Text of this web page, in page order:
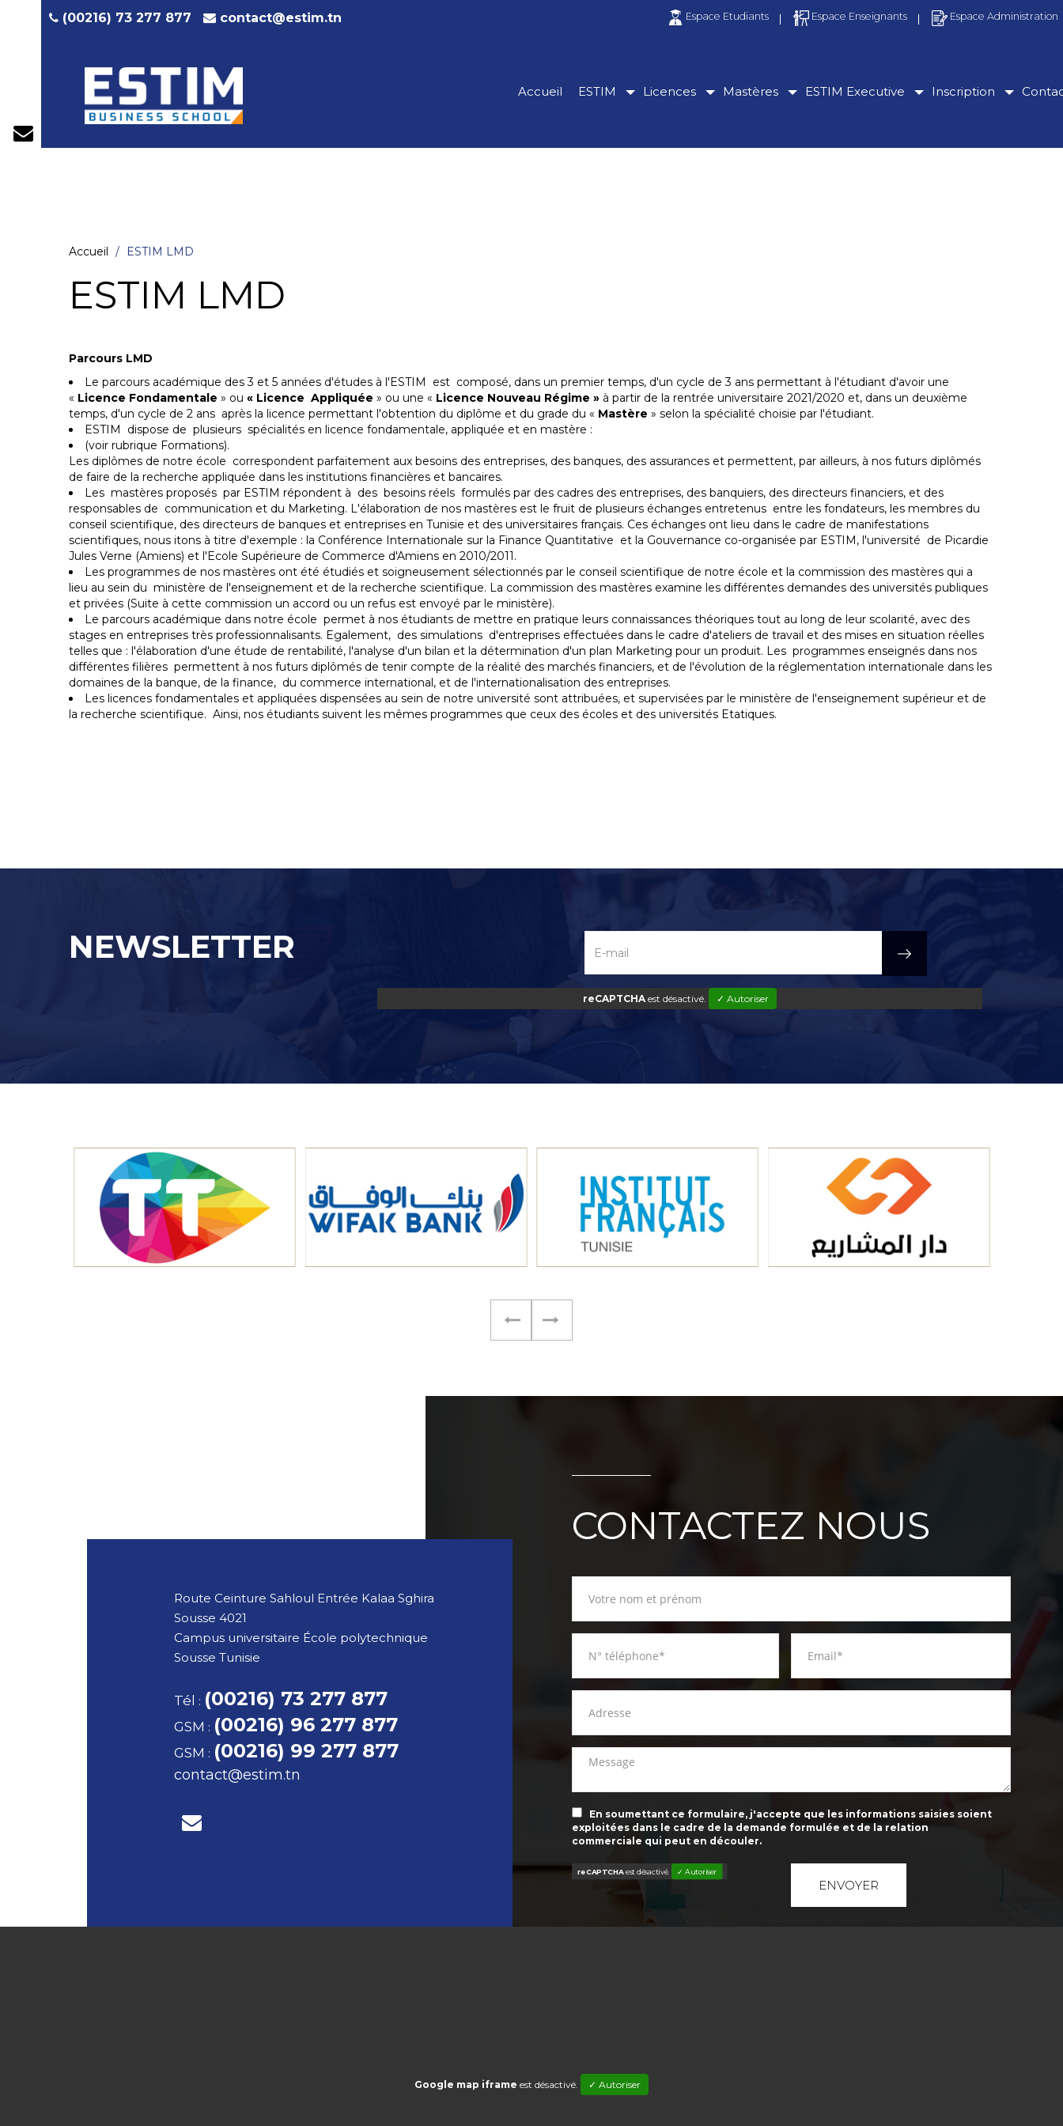
(00216) 73 277 877 contact@estim.tn Espace Etudiants Espace Enseignants Espace Administration
Accueil ESTIM Licences Mastères ESTIM Executive Inscription
Accueil ESTIM LMD
ESTIM LMD
Parcours LMD
Le parcours académique des 3 et 5 années d'études à l'ESTIM est composé, dans un premier temps, d'un cycle de 3 ans permettant à l'étudiant d'avoir une
« Licence Fondamentale » ou « Licence Appliquée » ou une « Licence Nouveau Régime » à partir de la rentrée universitaire 2021/2020 et, dans un deuxième
temps, d'un cycle de 2 ans après la licence permettant l'obtention du diplôme et du grade du « Mastère » selon la spécialité choisie par l'étudiant.
ESTIM dispose de plusieurs spécialités en licence fondamentale, appliquée et en mastère :
(voir rubrique Formations).
Les diplômes de notre école correspondent parfaitement aux besoins des entreprises, des banques, des assurances et permettent, par ailleurs, à nos futurs diplômés
de faire de la recherche appliquée dans les institutions financières et bancaires.
Les mastères proposés par ESTIM répondent à des besoins réels formulés par des cadres des entreprises, des banquiers, des directeurs financiers, et des
responsables de communication et du Marketing. L'élaboration de nos mastères est le fruit de plusieurs échanges entretenus entre les fondateurs, les membres du
conseil scientifique, des directeurs de banques et entreprises en Tunisie et des universitaires français. Ces échanges ont lieu dans le cadre de manifestations
scientifiques, nous itons à titre d'exemple : la Conférence Internationale sur la Finance Quantitative et la Gouvernance co-organisée par ESTIM, l'université de Picardie
Jules Verne (Amiens) et l'Ecole Supérieure de Commerce d'Amiens en 2010/2011.
Les programmes de nos mastères ont été étudiés et soigneusement sélectionnés par le conseil scientifique de notre école et la commission des mastères qui a
lieu au sein du ministère de l'enseignement et de la recherche scientifique. La commission des mastères examine les différentes demandes des universités publiques
et privées (Suite à cette commission un accord ou un refus est envoyé par le ministère).
Le parcours académique dans notre école permet à nos étudiants de mettre en pratique leurs connaissances théoriques tout au long de leur scolarité, avec des
stages en entreprises très professionnalisants. Egalement, des simulations d'entreprises effectuées dans le cadre d'ateliers de travail et des mises en situation réelles
telles que : l'élaboration d'une étude de rentabilité, l'analyse d'un bilan et la détermination d'un plan Marketing pour un produit. Les programmes enseignés dans nos
différentes filières permettent à nos futurs diplômés de tenir compte de la réalité des marchés financiers, et de l'évolution de la réglementation internationale dans les
domaines de la banque, de la finance, du commerce international, et de l'internationalisation des entreprises.
Les licences fondamentales et appliquées dispensées au sein de notre université sont attribuées, et supervisées par le ministère de l'enseignement supérieur et de
la recherche scientifique. Ainsi, nos étudiants suivent les mêmes programmes que ceux des écoles et des universités Etatiques.
NEWSLETTER
reCAPTCHA est désactivé. ✓ Autoriser
Route Ceinture Sahloul Entrée Kalaa Sghira
Sousse 4021
Campus universitaire École polytechnique
Sousse Tunisie
Tél : (00216) 73 277 877
GSM : (00216) 96 277 877
GSM : (00216) 99 277 877
contact@estim.tn
CONTACTEZ NOUS
En soumettant ce formulaire, j'accepte que les informations saisies soient
exploitées dans le cadre de la demande formulée et de la relation
commerciale qui peut en découler.
reCAPTCHAest désactivé. ✓ Autoriser
Google map iframe est désactivé. ✓ Autoriser